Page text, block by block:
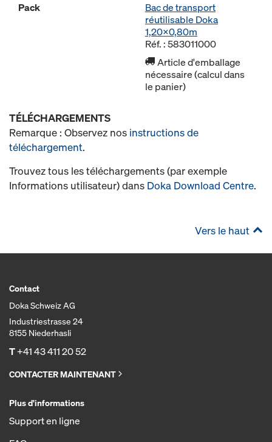
Pack
Bac de transport
réutilisable Doka
1,20x0,80m
Réf. : 583011000
Article d'emballage
nécessaire (calcul dans
le panier)
TÉLÉCHARGEMENTS
Remarque : Observez nos instructions de
téléchargement.
Trouvez tous les téléchargements (par exemple
Informations utilisateur) dans Doka Download Centre.
Vers le haut
Contact
Doka Schweiz AG
Industriestrasse 24
8155 Niederhasli
T+41 43 411 20 52
CONTACTER MAINTENANT
Plus d'informations
Support en ligne